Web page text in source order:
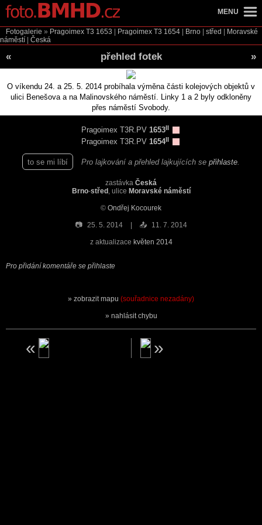
Fotogalerie » Pragoimex T3 1653 Pragoimex T3 1654 Brno střed
Moravské
náměstí
Česká
« přehled fotek »
O víkendu 24. a 25. 5. 2014 probíhala výměna části kolejových objektů v
ulici Benešova a na Malinovského náměstí. Linky 1 a 2 byly odkloněny
přes náměstí Svobody.
Pragoimex T3R.PV 1653
Pragoimex T3R.PV 1654
to se mi líbí Pro lajkování a přehled lajkujících se přihlaste
zastávka Česká
Brno-střed , ulice Moravské náměstí
© Ondřej Kocourek
📷 25. 5. 2014 📤 11. 7. 2014
z aktualizace květen 2014
Pro přidání komentáře se přihlaste
zobrazit mapu (souřadnice nezadány)
nahlásit chybu
MENU